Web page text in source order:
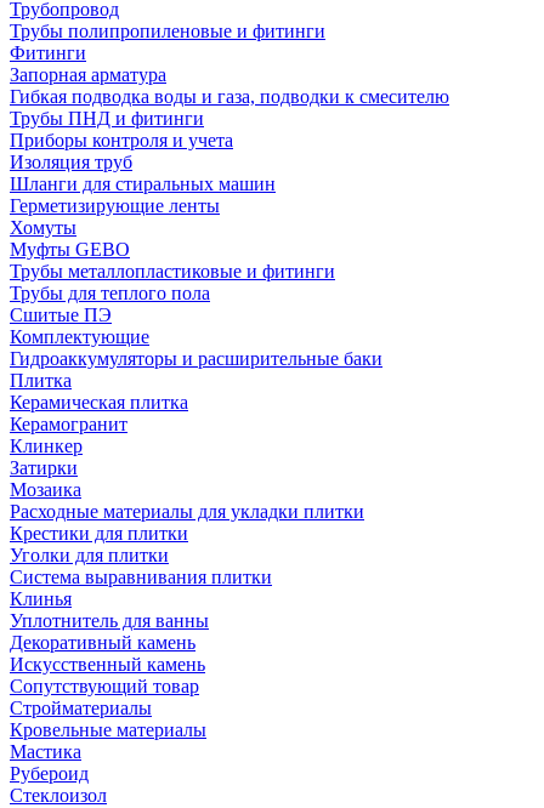
Трубопровод
Трубы полипропиленовые и фитинги
Фитинги
Запорная арматура
Гибкая подводка воды и газа, подводки к смесителю
Трубы ПНД и фитинги
Приборы контроля и учета
Изоляция труб
Шланги для стиральных машин
Герметизирующие ленты
Хомуты
Муфты GEBO
Трубы металлопластиковые и фитинги
Трубы для теплого пола
Сшитые ПЭ
Комплектующие
Гидроаккумуляторы и расширительные баки
Плитка
Керамическая плитка
Керамогранит
Клинкер
Затирки
Мозаика
Расходные материалы для укладки плитки
Крестики для плитки
Уголки для плитки
Система выравнивания плитки
Клинья
Уплотнитель для ванны
Декоративный камень
Искусственный камень
Сопутствующий товар
Стройматериалы
Кровельные материалы
Мастика
Рубероид
Стеклоизол